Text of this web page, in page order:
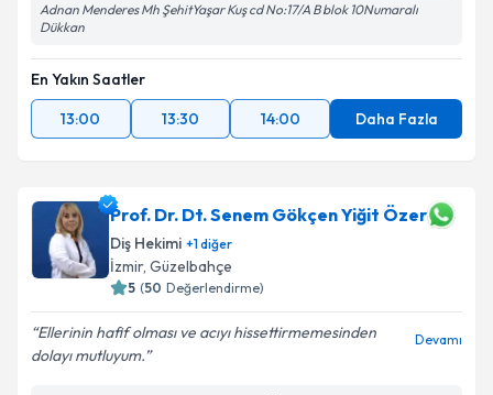
Adnan Menderes Mh ŞehitYaşar Kuş cd No:17/A B blok 10Numaralı
Dükkan
En Yakın Saatler
13:00
13:30 14:00 Daha Fazla
Prof. Dr. Dt. Senem Gökçen Yiğit Özer
Diş Hekimi +1diğer
İzmir, Güzelbahçe
5 (50 Değerlendirme)
Ellerinin hafif olması ve acıyı hissettirmemesinden
dolayı mutluyum.
Devamı